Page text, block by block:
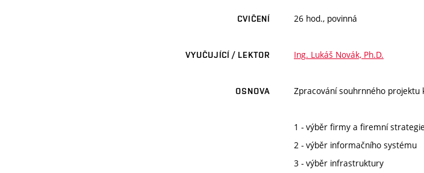
CVIČENÍ 26 hod., povinná
VYUČUJÍCÍ / LEKTOR Ing. Lukáš Novák, Ph.D.
OSNOVA Zpracování souhrnného projektu
1 - výběr firmy a firemní strategie
2 - výběr informačního systému
3 - výběr infrastruktury